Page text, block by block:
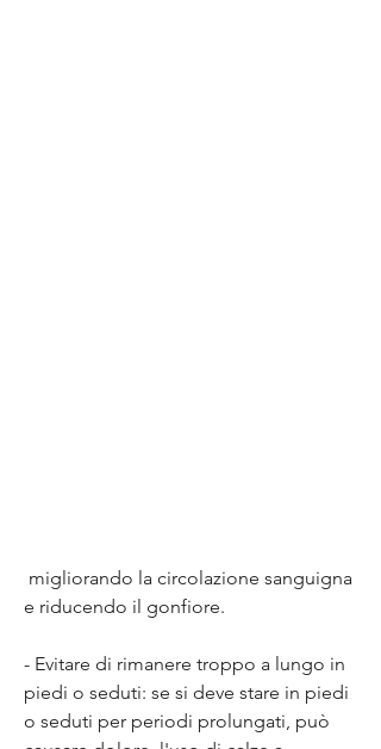
e riducendo il gonfiore.
- Evitare di rimanere troppo a lungo in
piedi o seduti: se si deve stare in piedi
o seduti per periodi prolungati, può